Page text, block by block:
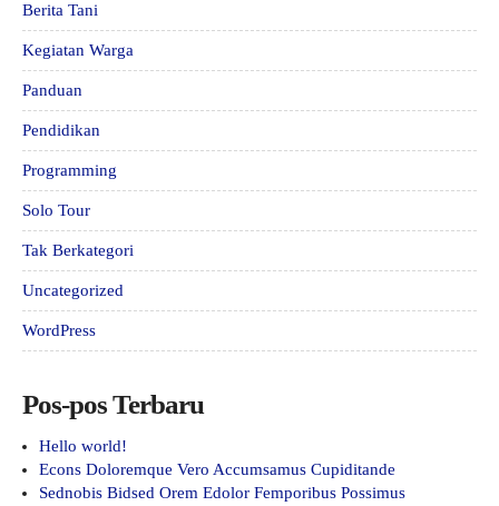
Berita Tani
Kegiatan Warga
Panduan
Pendidikan
Programming
Solo Tour
Tak Berkategori
Uncategorized
WordPress
Pos-pos Terbaru
Hello world!
Econs Doloremque Vero Accumsamus Cupiditande
Sednobis Bidsed Orem Edolor Femporibus Possimus